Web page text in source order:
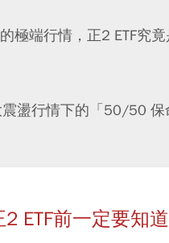
極端行情，正2 ETF究
盪行情下的「50/50 保
ETF前一定要知